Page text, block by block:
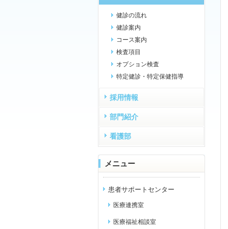
健診の流れ
健診案内
コース案内
検査項目
オプション検査
特定健診・特定保健指導
採用情報
部門紹介
看護部
メニュー
患者サポートセンター
医療連携室
医療福祉相談室